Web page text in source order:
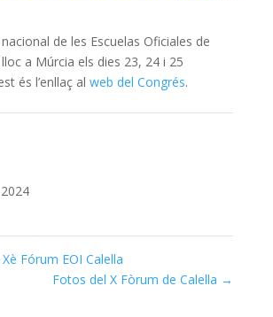
de les Escuelas Oficiales de
a Múrcia els dies 23, 24 i 25
és l’enllaç al web del Congrés.
Fórum EOI Calella
Fotos del X Fòrum de Calella →